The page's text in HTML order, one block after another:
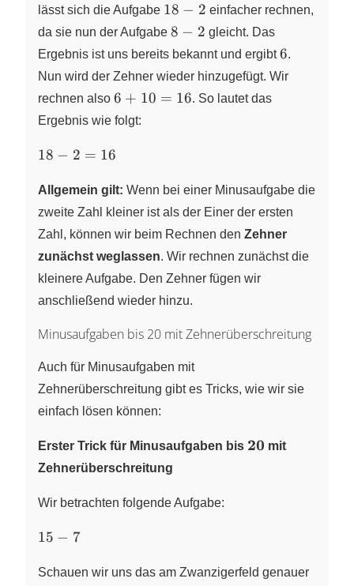
lässt sich die Aufgabe 18-
2
18 − 2 einfacher rechnen,
da sie nun der Aufgabe 8-
2
8 − 2 gleicht. Das
Ergebnis ist uns bereits bekannt und ergibt6
6.
Nun wird der Zehner wieder hinzugefügt. Wir
rechnen also 6
+
10
=
6 + 10 = 16. So lautet das
Ergebnis wie folgt:
18-
18 − 2 = 16
Allgemein gilt: Wenn bei einer Minusaufgabe die
zweite Zahl kleiner ist als der Einer der ersten
Zahl, können wir beim Rechnen den Zehner
zunächst weglassen. Wir rechnen zunächst die
kleinere Aufgabe. Den Zehner fügen wir
anschließend wieder hinzu.
Minusaufgaben bis 20 mit Zehnerüberschreitung
Auch für Minusaufgaben mit
Zehnerüberschreitung gibt es Tricks, wie wir sie
einfach lösen können:
Erster Trick für Minusaufgaben bis \mathbf{20}
20 mit
Zehnerüberschreitung
Wir betrachten folgende Aufgabe:
15-
15 − 7
Schauen wir uns das am Zwanzigerfeld genauer